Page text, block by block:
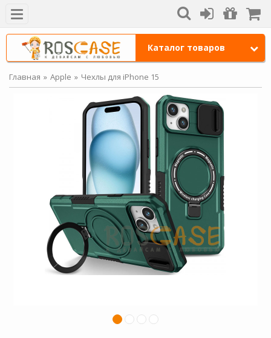
Каталог товаров
Главная Apple Чехлы для iPhone 15